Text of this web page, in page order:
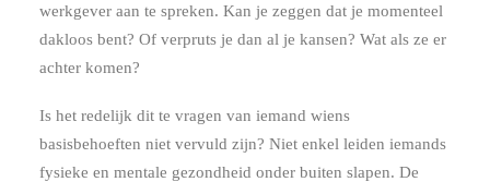
werkgever aan te spreken. Kan je zeggen dat je momenteel
dakloos bent? Of verpruts je dan al je kansen? Wat als ze er
achter komen?
Is het redelijk dit te vragen van iemand wiens
basisbehoeften niet vervuld zijn? Niet enkel leiden iemands
fysieke en mentale gezondheid onder buiten slapen. De